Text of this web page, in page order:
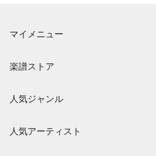
マイメニュー
退会はこちら
楽譜ストア
難易度別に探す
人気ジャンル
人気アーティスト